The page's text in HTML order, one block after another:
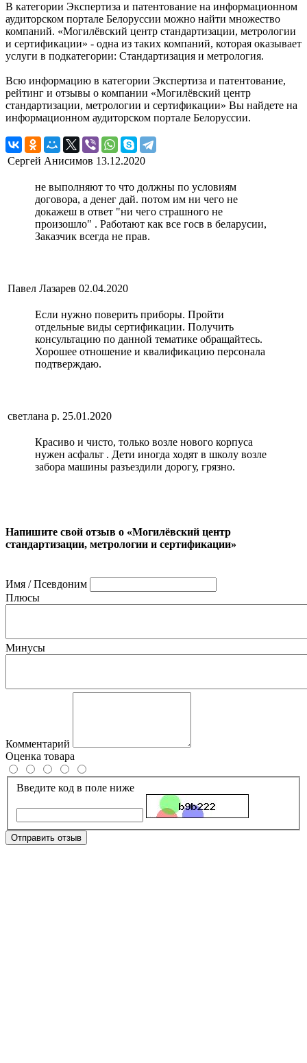
В категории Экспертиза и патентование на информационном
аудиторском портале Белоруссии можно найти множество
компаний. «Могилёвский центр стандартизации, метрологии
и сертификации» - одна из таких компаний, которая оказывает
услуги в подкатегории: Стандартизация и метрология.
Всю информацию в категории Экспертиза и патентование,
рейтинг и отзывы о компании «Могилёвский центр
стандартизации, метрологии и сертификации» Вы найдете на
информационном аудиторском портале Белоруссии.
Сергей Анисимов 13.12.2020
не выполняют то что должны по условиям
договора, а денег дай. потом им ни чего не
докажеш в ответ "ни чего страшного не
произошло" . Работают как все госв в беларусии,
Заказчик всегда не прав.
Павел Лазарев 02.04.2020
Если нужно поверить приборы. Пройти
отдельные виды сертификации. Получить
консультацию по данной тематике обращайтесь.
Хорошее отношение и квалификацию персонала
подтверждаю.
светлана р. 25.01.2020
Красиво и чисто, только возле нового корпуса
нужен асфальт . Дети иногда ходят в школу возле
забора машины разъездили дорогу, грязно.
Напишите свой отзыв о «Могилёвский центр
стандартизации, метрологии и сертификации»
Имя / Псевдоним
Плюсы
Минусы
Комментарий
Оценка товара
Введите код в поле ниже
Отправить отзыв